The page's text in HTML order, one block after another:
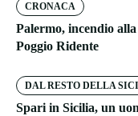
CRONACA
Palermo, incendio
Poggio Ridente
DAL RESTO DELLA
Spari in Sicilia, un